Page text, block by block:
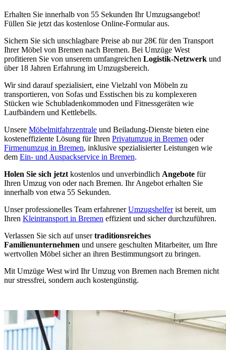
Erhalten Sie innerhalb von 55 Sekunden Ihr Umzugsangebot!
Füllen Sie jetzt das kostenlose Online-Formular aus.
Sichern Sie sich unschlagbare Preise ab nur 28€ für den Transport
Ihrer Möbel von Bremen nach Bremen. Bei Umzüge West
profitieren Sie von unserem umfangreichen Logistik-Netzwerk und
über 18 Jahren Erfahrung im Umzugsbereich.
Wir sind darauf spezialisiert, eine Vielzahl von Möbeln zu
transportieren, von Sofas und Esstischen bis zu komplexeren
Stücken wie Schubladenkommoden und Fitnessgeräten wie
Laufbändern und Kettlebells.
Unsere Möbelmitfahrzentrale und Beiladung-Dienste bieten eine
kosteneffiziente Lösung für Ihren Privatumzug in Bremen oder
Firmenumzug in Bremen, inklusive spezialisierter Leistungen wie
dem Ein- und Auspackservice in Bremen.
Holen Sie sich jetzt kostenlos und unverbindlich Angebote für
Ihren Umzug von oder nach Bremen. Ihr Angebot erhalten Sie
innerhalb von etwa 55 Sekunden.
Unser professionelles Team erfahrenerUmzugshelferist bereit, um
Ihren Kleintransport in Bremen effizient und sicher durchzuführen.
Verlassen Sie sich auf unsertraditionsreiches
Familienunternehmen und unsere geschulten Mitarbeiter, um Ihre
wertvollen Möbel sicher an ihren Bestimmungsort zu bringen.
Mit Umzüge West wird Ihr Umzug von Bremen nach Bremen nicht
nur stressfrei, sondern auch kostengünstig.